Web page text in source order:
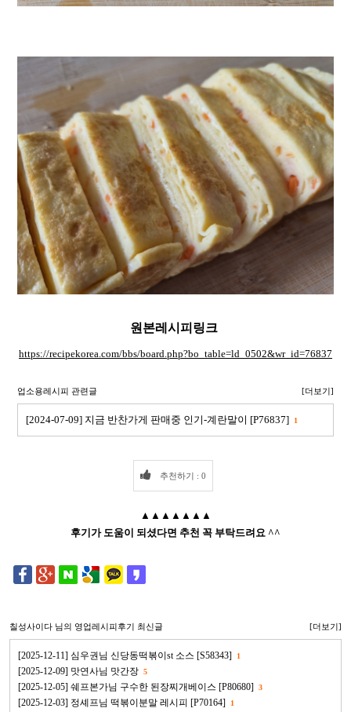
원본레시피링크
https://recipekorea.com/bbs/board.php?bo_table=ld_0502&wr_id=76837
업소용레시피 관련글 [더보기]
[2024-07-09] 지금 반찬가게 판매중 인기-계란말이 [P76837] 1
추천하기 : 0
▲▲▲▲▲▲▲
후기가 도움이 되셨다면 추천 꼭 부탁드려요 ^^
칠성사이다 님의 영업레시피후기 최신글 [더보기]
[2025-12-11] 심우권님 신당동떡볶이st 소스 [S58343] 1
[2025-12-09] 맛연사님 맛간장 5
[2025-12-05] 쉐프본가님 구수한 된장찌개베이스 [P80680] 3
[2025-12-03] 정셰프님 떡볶이분말 레시피 [P70164] 1